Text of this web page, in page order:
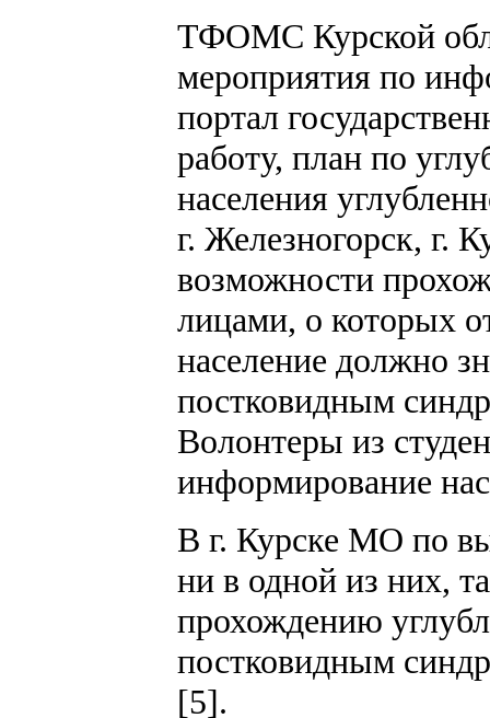
ТФОМС Курской
мероприятия по
портал
работу, план по
населения
г. Железногорск, г.
возможности
лицами, о которых
население должно
постковидным
Волонтеры из
информирование
В г. Курске МО по
ни в одной из них,
прохождению
постковидным
[5].